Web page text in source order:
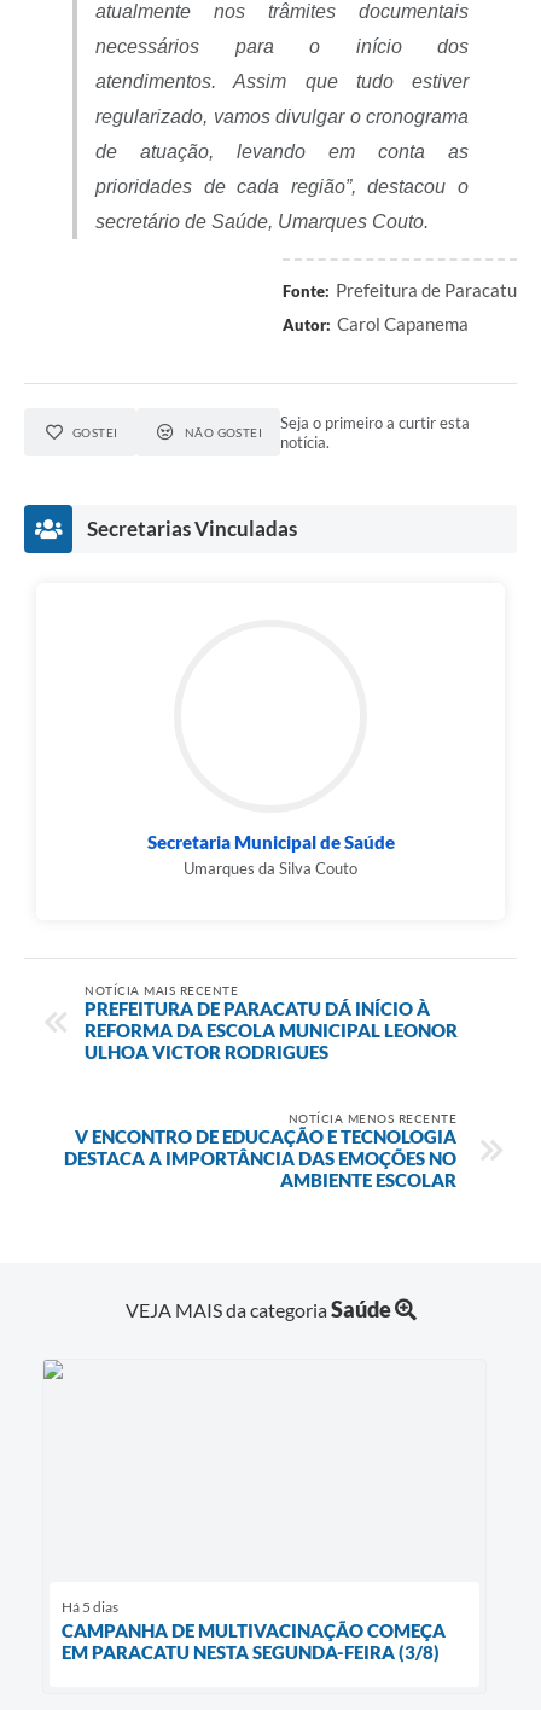
atualmente nos trâmites documentais
necessários para o início dos
atendimentos. Assim que tudo estiver
regularizado, vamos divulgar o cronograma
de atuação, levando em conta as
prioridades de cada região”, destacou o
secretário de Saúde, Umarques Couto.
Fonte: Prefeitura de Paracatu
Autor: Carol Capanema
GOSTEI NÃO GOSTEI
Seja o primeiro a curtir esta
notícia.
Secretarias Vinculadas
Secretaria Municipal de Saúde
Umarques da Silva Couto
NOTÍCIA MAIS RECENTE
PREFEITURA DE PARACATU DÁ INÍCIO À
REFORMA DA ESCOLA MUNICIPAL LEONOR
ULHOA VICTOR RODRIGUES
NOTÍCIA MENOS RECENTE
V ENCONTRO DE EDUCAÇÃO E TECNOLOGIA
DESTACA A IMPORTÂNCIA DAS EMOÇÕES NO
AMBIENTE ESCOLAR
VEJA MAIS da categoriaSaúde
Há 5 dias
CAMPANHA DE MULTIVACINAÇÃO COMEÇA
EM PARACATU NESTA SEGUNDA-FEIRA (3/8)